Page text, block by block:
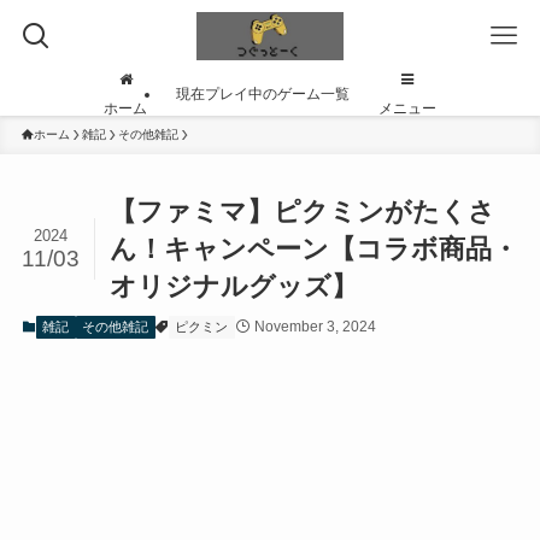
ホーム
現在プレイ中のゲーム一覧
メニュー
ホーム 雑記 その他雑記
【ファミマ】ピクミンがたくさ
ん！キャンペーン【コラボ商品・
オリジナルグッズ】
2024
11/03
雑記 その他雑記 ピクミン November 3, 2024